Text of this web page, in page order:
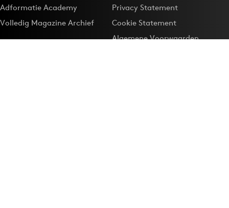
Adformatie Academy
Volledig Magazine Archief
Privacy Statement
Cookie Statement
Algemene Voorwaarden